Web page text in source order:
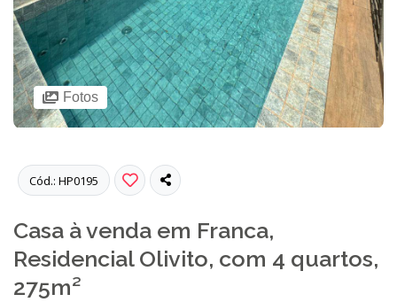
Fotos
Cód.: HP0195
Casa à venda em Franca,
Residencial Olivito, com 4 quartos,
275m²